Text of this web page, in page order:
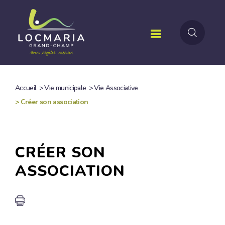
contenu
principal
FIL
Accueil >Vie municipale >Vie Associative
>Créer son association
CRÉER SON
ASSOCIATION